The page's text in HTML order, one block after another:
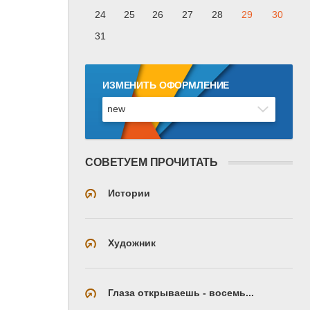
24 25 26 27 28 29
30
31
ИЗМЕНИТЬ ОФОРМЛЕНИЕ
СОВЕТУЕМ ПРОЧИТАТЬ
Истории
Художник
Глаза открываешь - восемь...